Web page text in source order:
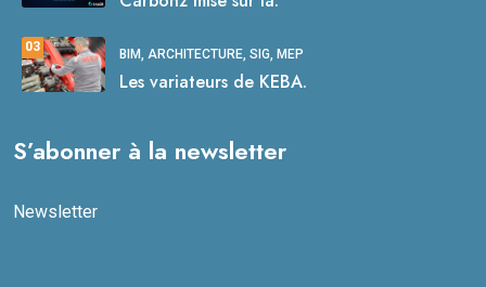
03 BIM, ARCHITECTURE, SIG, MEP
Les variateurs de KEBA.
S’abonner à la newsletter
Newsletter